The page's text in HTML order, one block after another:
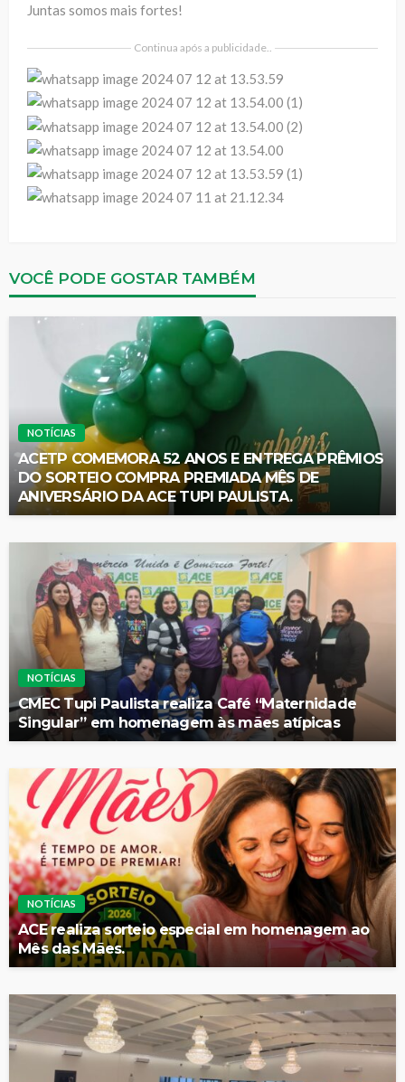
Juntas somos mais fortes!
Continua após a publicidade..
VOCÊ PODE GOSTAR TAMBÉM
NOTÍCIAS
ACETP COMEMORA 52 ANOS E ENTREGA PRÊMIOS
DO SORTEIO COMPRA PREMIADA MÊS DE
ANIVERSÁRIO DA ACE TUPI PAULISTA.
NOTÍCIAS
CMEC Tupi Paulista realiza Café “Maternidade
Singular” em homenagem às mães atípicas
NOTÍCIAS
ACE realiza sorteio especial em homenagem ao
Mês das Mães.